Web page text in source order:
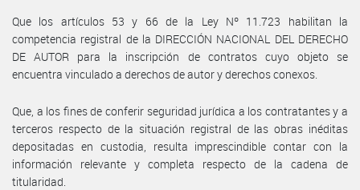
Que los artículos 53 y 66 de la Ley Nº 11.723 habilitan la
competencia registral de la DIRECCIÓN NACIONAL DEL DERECHO
DE AUTOR para la inscripción de contratos cuyo objeto se
encuentra vinculado a derechos de autor y derechos conexos.
Que, a los fines de conferir seguridad jurídica a los contratantes y a
terceros respecto de la situación registral de las obras inéditas
depositadas en custodia, resulta imprescindible contar con la
información relevante y completa respecto de la cadena de
titularidad.